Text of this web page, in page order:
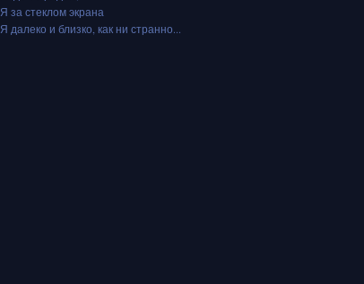
Я за стеклом экрана
Я далеко и близко, как ни странно...